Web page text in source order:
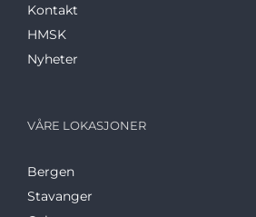
Kontakt
HMSK
Nyheter
VÅRE LOKASJONER
Bergen
Stavanger